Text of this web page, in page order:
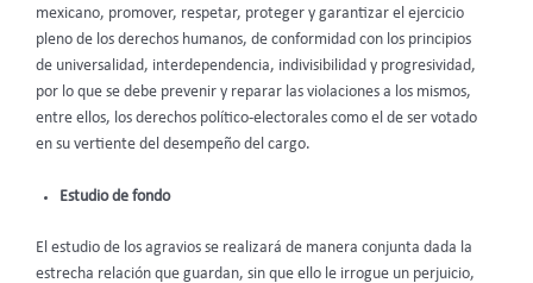
mexicano, promover, respetar, proteger y garantizar el ejercicio
pleno de los derechos humanos, de conformidad con los principios
de universalidad, interdependencia, indivisibilidad y progresividad,
por lo que se debe prevenir y reparar las violaciones a los mismos,
entre ellos, los derechos político-electorales como el de ser votado
en su vertiente del desempeño del cargo.
Estudio de fondo
El estudio de los agravios se realizará de manera conjunta dada la
estrecha relación que guardan, sin que ello le irrogue un perjuicio,